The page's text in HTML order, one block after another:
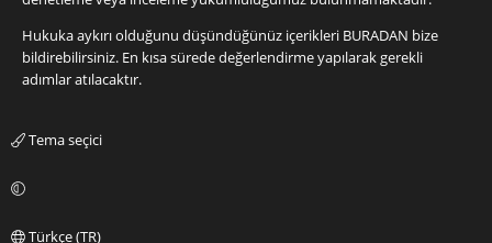
Hukuka aykırı olduğunu düşündüğünüz içerikleri BURADAN bize
bildirebilirsiniz. En kısa sürede değerlendirme yapılarak gerekli
adımlar atılacaktır.
Tema seçici
Türkçe (TR)